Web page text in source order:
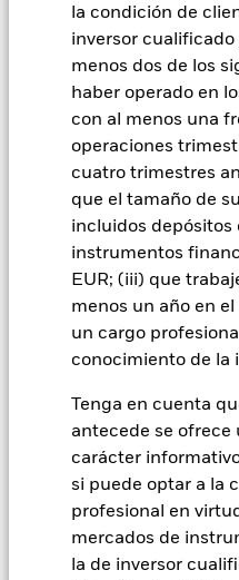
la condición de
inversor cualificado
menos dos de los
haber operado en
con al menos una
operaciones
cuatro trimestres
que el tamaño de
incluidos depósitos
instrumentos
EUR; (iii) que
menos un año en
un cargo
conocimiento de la
Tenga en cuenta
antecede se ofrece
carácter
si puede optar a la
profesional en
mercados de
la de inversor
políticas que los mercados
se encuentra un mayor
restricciones a la inversión o
al Fondo, y también riesgos
sostenibilidad. Los
variaciones del valor del
aumentar el volumen de las
provocando mayores
derivados se utilizan de
Fondo pretende excluir a las
determinadas actividades
ESG. Por consiguiente, los
evaluación ética personal
al valor de las inversiones
Todas las clases de
fondo utilizan derivados
uso de derivados para una
un posible riesgo de
over») a otras clases de
gestora del fondo se
procedimientos adecuados